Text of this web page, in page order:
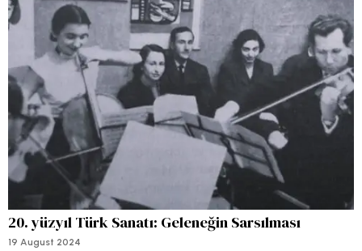
20. yüzyıl Türk Sanatı: Geleneğin Sarsılması
19 August 2024